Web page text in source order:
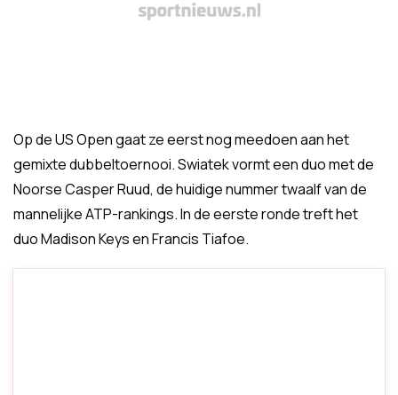
Op de US Open gaat ze eerst nog meedoen aan het
gemixte dubbeltoernooi. Swiatek vormt een duo met de
Noorse Casper Ruud, de huidige nummer twaalf van de
mannelijke ATP-rankings. In de eerste ronde treft het
duo Madison Keys en Francis Tiafoe.